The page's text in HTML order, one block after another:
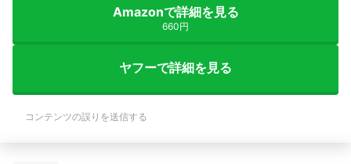
Amazonで詳細を見る
660円
ヤフーで詳細を見る
コンテンツの誤りを送信する